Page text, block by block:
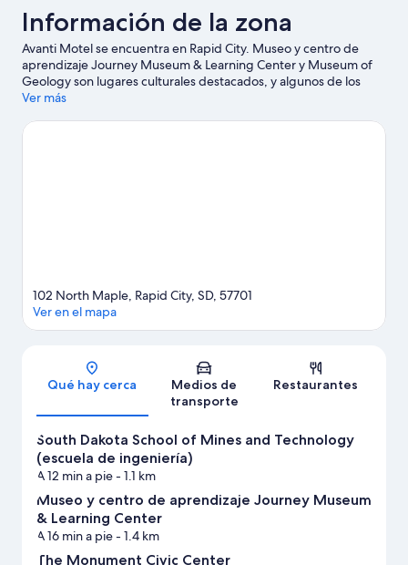
Información de la zona
Avanti Motel se encuentra en Rapid City. Museo y centro de
aprendizaje Journey Museum & Learning Center y Museum of
Geology son lugares culturales destacados, y algunos de los
sitios emblemáticos del área incluyen Exposición del Muro de
partido mientras estás en la ciudad? Consulta el calendario de
Ver más
Sección del mapa
102 North Maple, Rapid City, SD, 57701
Ver en el mapa
Qué hay cerca
Medios de
transporte
Restaurantes
South Dakota School of Mines and Technology
(escuela de ingeniería)
A 12 min a pie- 1.1 km
Museo y centro de aprendizaje Journey Museum
& Learning Center
A 16 min a pie- 1.4 km
The Monument Civic Center